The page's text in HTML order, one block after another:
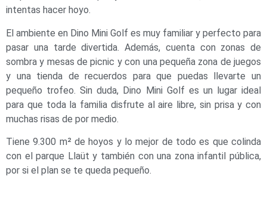
intentas hacer hoyo.
El ambiente en Dino Mini Golf es muy familiar y perfecto para
pasar una tarde divertida. Además, cuenta con zonas de
sombra y mesas de picnic y con una pequeña zona de juegos
y una tienda de recuerdos para que puedas llevarte un
pequeño trofeo. Sin duda, Dino Mini Golf es un lugar ideal
para que toda la familia disfrute al aire libre, sin prisa y con
muchas risas de por medio.
Tiene 9.300 m² de hoyos y lo mejor de todo es que colinda
con el parque Llaüt y también con una zona infantil pública,
por si el plan se te queda pequeño.